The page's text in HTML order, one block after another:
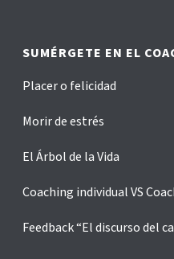
SUMÉRGETE EN EL
Placer o felicidad
Morir de estrés
El Árbol de la Vida
Coaching individual VS
Feedback “El discurso del